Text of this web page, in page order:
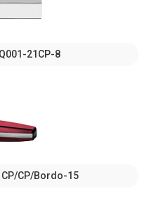
21CP-8
СР/СР/Bordo-15